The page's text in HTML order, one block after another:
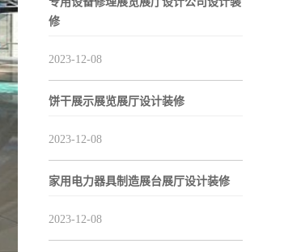
修
2023-12-08
饼干展示展览展厅设计装修
2023-12-08
家用电力器具制造展台展厅设计装修
2023-12-08